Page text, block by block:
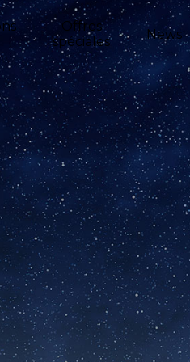
Offres
spéciales
News